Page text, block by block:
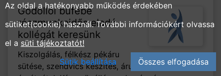
Gödöllői büfébe
részmunkaidős eladó
kollégát keresünk
Kiszolgálás, félkész pékáru
sütése, szendvics készítés, árufeltöltés,
Az oldal a hatékonyabb működés érdekében
sütiket(cookie) használ. További információkért olvassa
el a süti tájékoztatót!
Sütik beállítása
Összes elfogadása